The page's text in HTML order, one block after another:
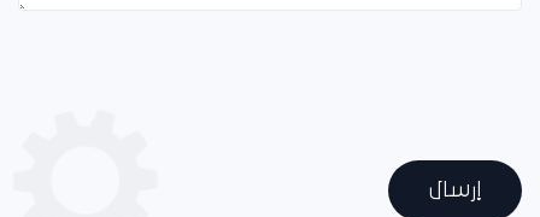
إرسال